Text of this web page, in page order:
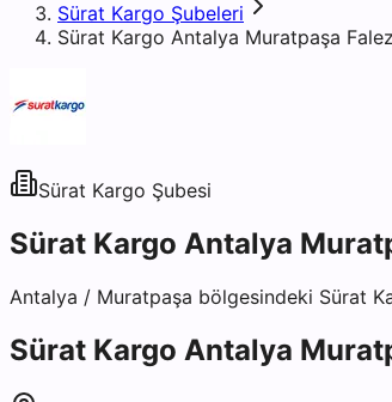
Sürat Kargo Şubeleri
Sürat Kargo Antalya Muratpaşa
Sürat Kargo Şubesi
Sürat Kargo Antalya
Antalya / Muratpaşa bölgesindeki Sürat
Sürat Kargo Antalya